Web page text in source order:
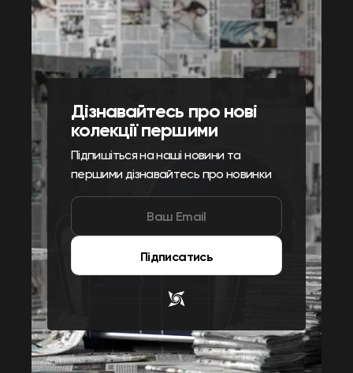
Дізнавайтесь про нові
колекції першими
Підпишіться на наші новини та
першими дізнавайтесь про новинки
Підписатись